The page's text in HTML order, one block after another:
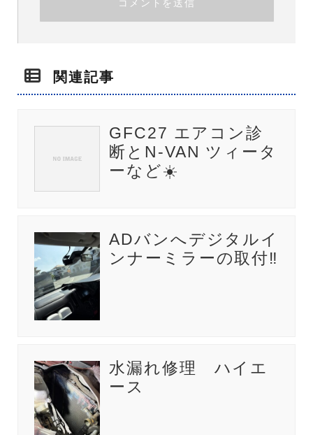
関連記事
GFC27 エアコン診
断とN-VAN ツィータ
ーなど☀️
ADバンへデジタルイ
ンナーミラーの取付‼️
水漏れ修理 ハイエ
ース